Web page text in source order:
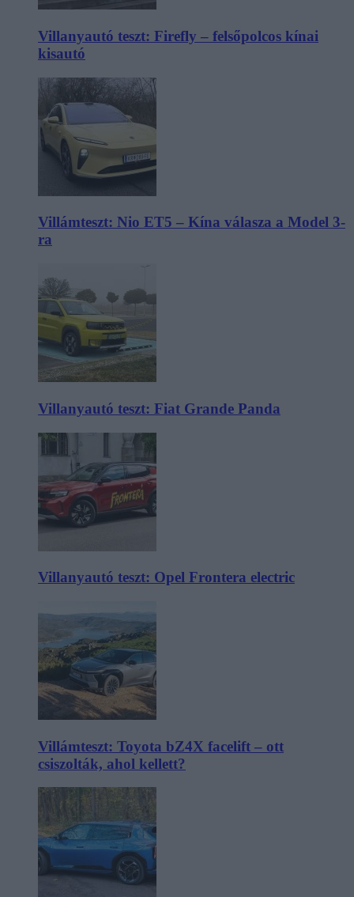
Villanyautó teszt: Firefly – felsőpolcos kínai
kisautó
Villámteszt: Nio ET5 – Kína válasza a Model 3-
ra
Villanyautó teszt: Fiat Grande Panda
Villanyautó teszt: Opel Frontera electric
Villámteszt: Toyota bZ4X facelift – ott
csiszolták, ahol kellett?